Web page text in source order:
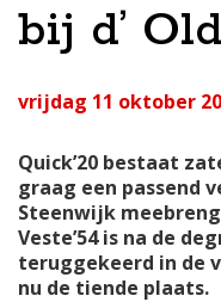
bij d’
vrijdag 11 oktober
Quick’20 bestaat
graag een passend
Steenwijk
Veste’54 is na de
teruggekeerd in de
nu de tiende plaats.